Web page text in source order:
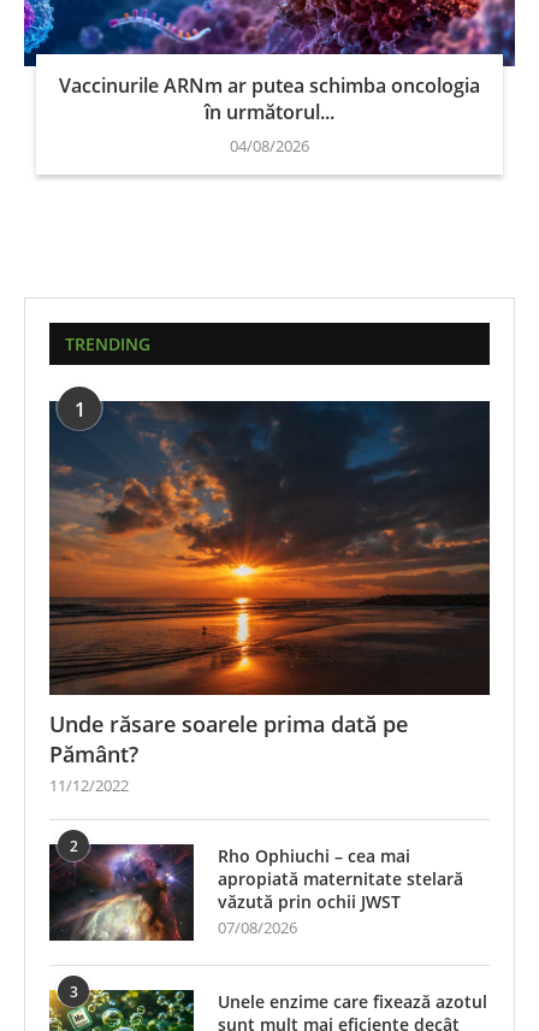
Vaccinurile ARNm ar putea schimba oncologia
în următorul...
04/08/2026
TRENDING
1
Unde răsare soarele prima dată pe
Pământ?
11/12/2022
2
Rho Ophiuchi – cea mai
apropiată maternitate stelară
văzută prin ochii JWST
07/08/2026
3
Unele enzime care fixează azotul
sunt mult mai eficiente decât